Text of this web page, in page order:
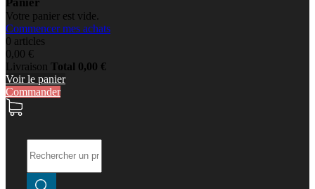
Votre panier est vide.
Commencer mes achats
0 articles
0,00 €
Livraison Total 0,00 €
Voir le panier
Commander